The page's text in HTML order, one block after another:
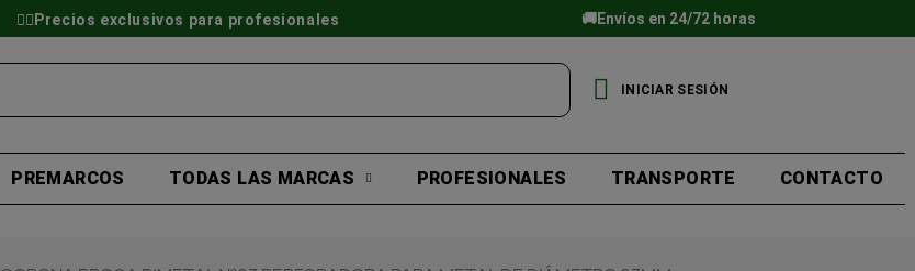
👷‍♂️Precios exclusivos para profesionales 🚚Envíos en 24/72 horas
INICIAR SESIÓN
PREMARCOS TODAS LAS MARCAS PROFESIONALES TRANSPORTE CONTACTO